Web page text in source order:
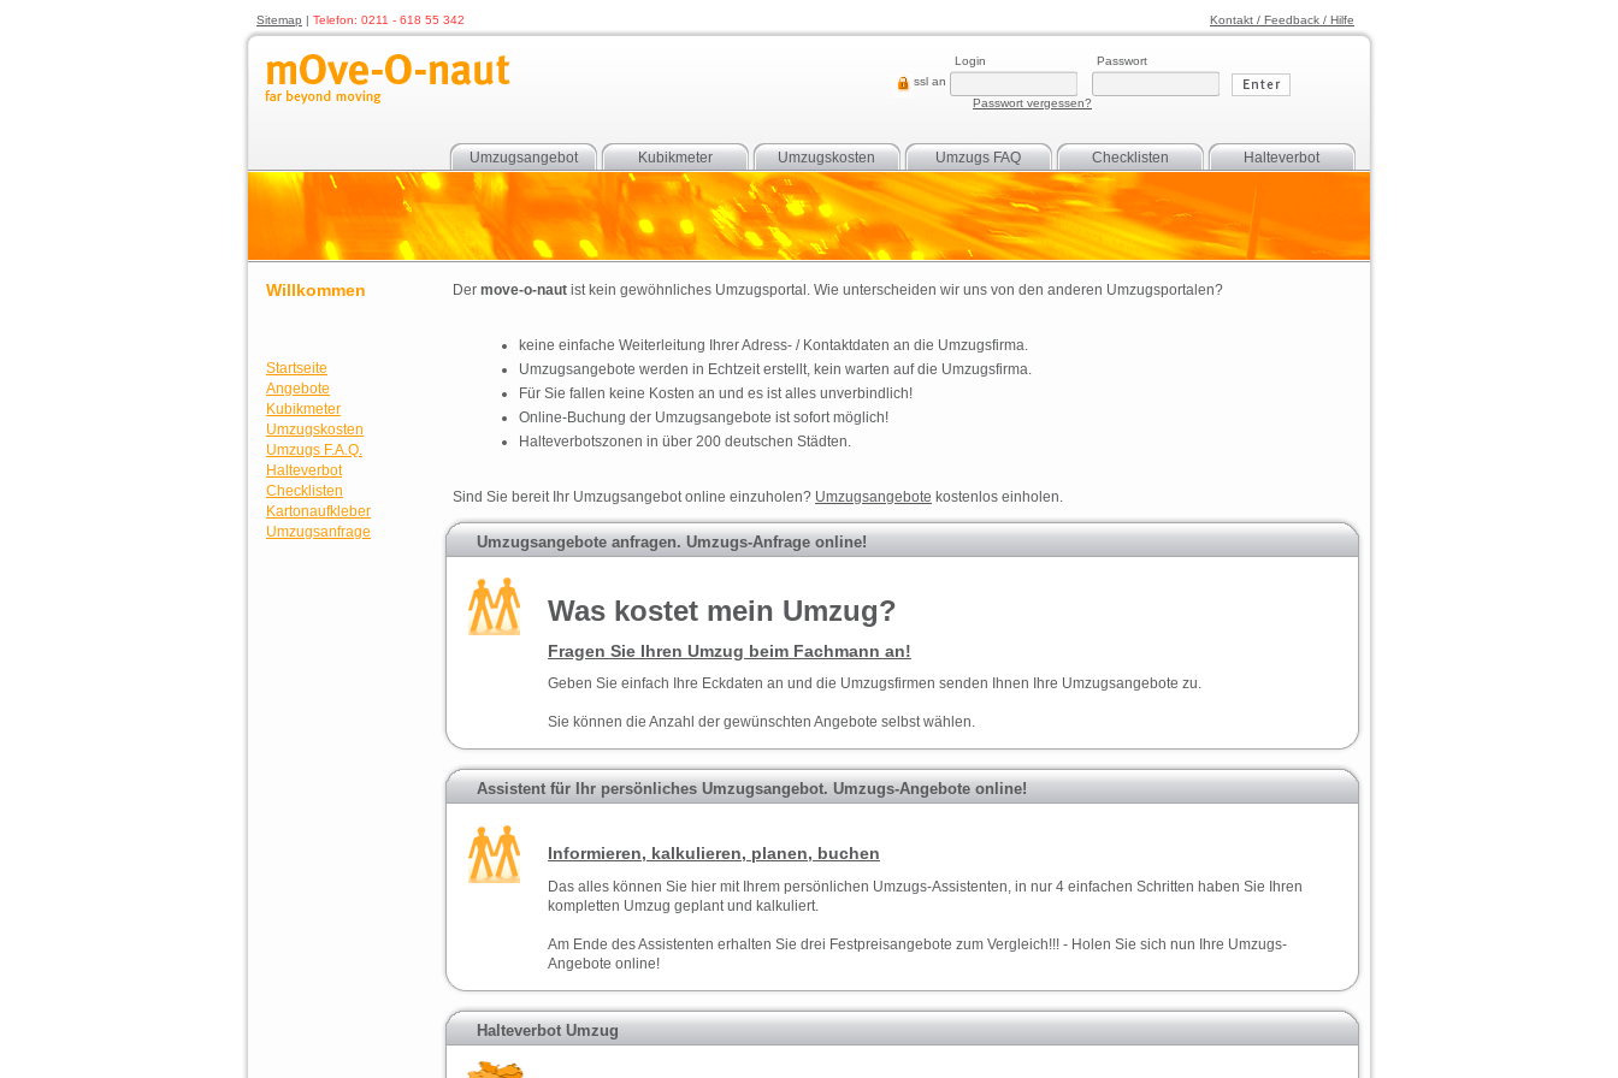
Sitemap | Telefon: 0211 - 618 55 342 Kontakt / Feedback / Hilfe
ssl an
Login Passwort
Passwort vergessen?
Halteverbot
Checklisten
Umzugs FAQ
Umzugskosten
Kubikmeter
Umzugsangebot
Willkommen
Startseite
Angebote
Kubikmeter
Umzugskosten
Umzugs F.A.Q.
Halteverbot
Checklisten
Kartonaufkleber
Umzugsanfrage
Der move-o-naut ist kein gewöhnliches Umzugsportal . Wie unterscheiden wir uns von den anderen Umzugsportalen?
keine einfache Weiterleitung Ihrer Adress- / Kontaktdaten an die Umzugsfirma.
Umzugsangebote werden in Echtzeit erstellt, kein warten auf die Umzugsfirma.
Für Sie fallen keine Kosten an und es ist alles unverbindlich!
Online-Buchung der Umzugsangebote ist sofort möglich!
Halteverbotszonen in über 200 deutschen Städten.
Sind Sie bereit Ihr Umzugsangebotonline einzuholen? Umzugsangebote kostenlos einholen.
Umzugsangebote anfragen. Umzugs-Anfrage online!
Was kostet mein Umzug?
Fragen Sie Ihren Umzug beim Fachmann an!
Geben Sie einfach Ihre Eckdaten an und die Umzugsfirmen senden Ihnen Ihre Umzugsangebote zu.
Sie können die Anzahl der gewünschten Angebote selbst wählen.
Assistent für Ihr persönliches Umzugsangebot. Umzugs-Angebote online!
Informieren, kalkulieren, planen, buchen
Das alles können Sie hier mit Ihrem persönlichen Umzugs-Assistenten, in nur 4 einfachen Schritten haben Sie Ihren
kompletten Umzug geplant und kalkuliert.
Am Ende des Assistenten erhalten Sie drei Festpreisangebote zum Vergleich!!! - Holen Sie sich nun Ihre Umzugs-
Angebote online!
Halteverbot Umzug